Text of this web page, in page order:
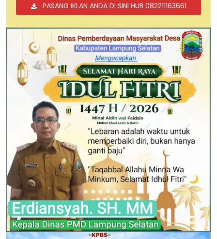
PASANG IKLAN ANDA DI SINI HUB 082211163661